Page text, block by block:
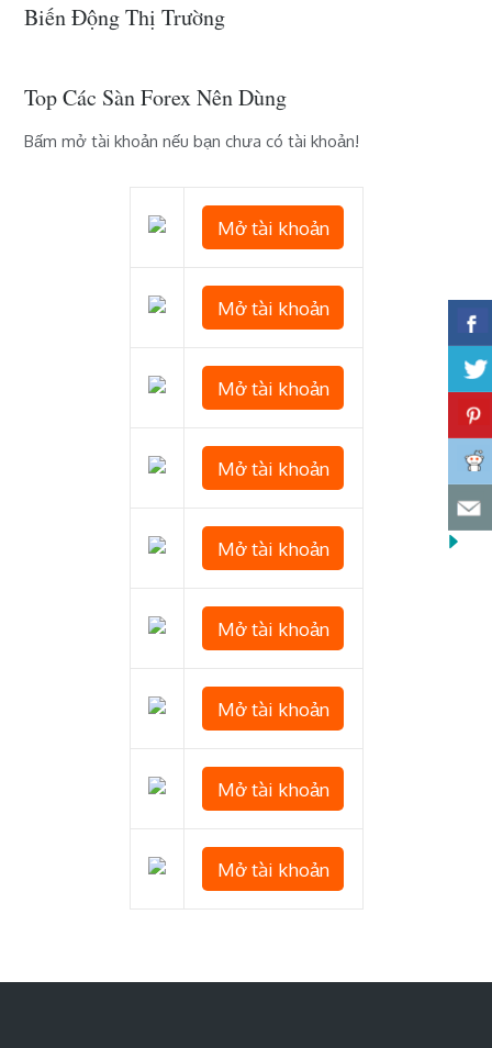
Biến Động Thị Trường
Top Các Sàn Forex Nên Dùng
Bấm mở tài khoản nếu bạn chưa có tài khoản!
Mở tài khoản
Mở tài khoản
Mở tài khoản
Mở tài khoản
Mở tài khoản
Mở tài khoản
Mở tài khoản
Mở tài khoản
Mở tài khoản